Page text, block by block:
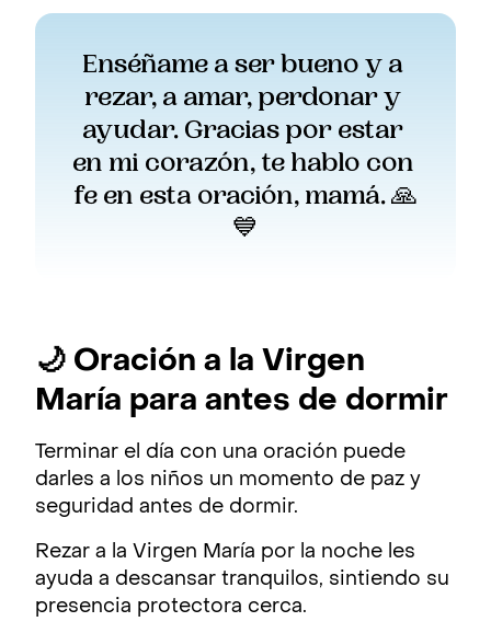
Enséñame a ser bueno y a
rezar, a amar, perdonar y
ayudar. Gracias por estar
en mi corazón, te hablo con
fe en esta oración, mamá. 🙏
💙
🌙 Oración a la Virgen
María para antes de dormir
Terminar el día con una oración puede
darles a los niños un momento de paz y
seguridad antes de dormir.
Rezar a la Virgen María por la noche les
ayuda a descansar tranquilos, sintiendo su
presencia protectora cerca.